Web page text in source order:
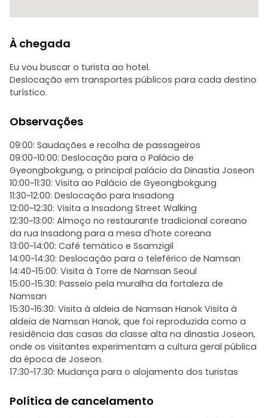
À chegada
Eu vou buscar o turista ao hotel.
Deslocação em transportes públicos para cada destino
turístico.
Observações
09:00: Saudações e recolha de passageiros
09:00~10:00: Deslocação para o Palácio de
Gyeongbokgung, o principal palácio da Dinastia Joseon
10:00~11:30: Visita ao Palácio de Gyeongbokgung
11:30~12:00: Deslocação para Insadong
12:00~12:30: Visita a Insadong Street Walking
12:30~13:00: Almoço no restaurante tradicional coreano
da rua Insadong para a mesa d'hote coreana
13:00~14:00: Café temático e Ssamzigil
14:00~14:30: Deslocação para o teleférico de Namsan
14:40~15:00: Visita à Torre de Namsan Seoul
15:00~15:30: Passeio pela muralha da fortaleza de
Namsan
15:30~16:30: Visita à aldeia de Namsan Hanok Visita à
aldeia de Namsan Hanok, que foi reproduzida como a
residência das casas da classe alta na dinastia Joseon,
onde os visitantes experimentam a cultura geral pública
da época de Joseon.
17:30~17:30: Mudança para o alojamento dos turistas
Política de cancelamento